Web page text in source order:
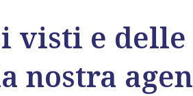
visti e
nostra